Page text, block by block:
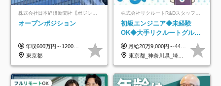
オープンポジション
年収600万円～1200万円 ※上記年収は、想定年収です。住居費補助、子手当などの各種手当を含む金額です。 ※経験・能力等を考慮の上、当社規定により決定します。
東京都
初級エンジニア◆未経験
OK◆大手リクルートグルー
プ正社員◆独自の教育体制
◆住宅手当制度あり/s
月給20万9,000円～44万円 ※試用期間6カ月あり（期間中の待遇に変更なし） ※経験・能力・前給を考慮の上、決定いたします ※時間外手当100％支給 ※派遣就業先が変更となる場合には、就業規則、労使協定等に基づき賃金が変更となる可能性があります
東京都_神奈川県_埼玉県_千葉県_大阪府_愛知県_青森県_岩手県_宮城県_秋田県_山形県_福島県_茨城県_栃木県_群馬県_山梨県_長野県_福井県_静岡県_岐阜県_三重県_兵庫県_京都府_滋賀県_奈良県_広島県_岡山県_山口県_香川県_福岡県_熊本県_佐賀県_長崎県_大分県_宮崎県_鹿児島県